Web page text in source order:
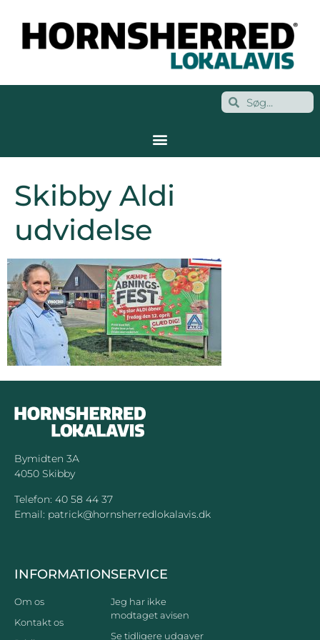
Skibby Aldi
udvidelse
Bymidten 3A
4050 Skibby
Telefon: 40 58 44 37
Email: patrick@hornsherredlokalavis.dk
INFORMATION
Om os
Kontakt os
SERVICE
Jeg har ikke
modtaget avisen
Se tidligere udgaver